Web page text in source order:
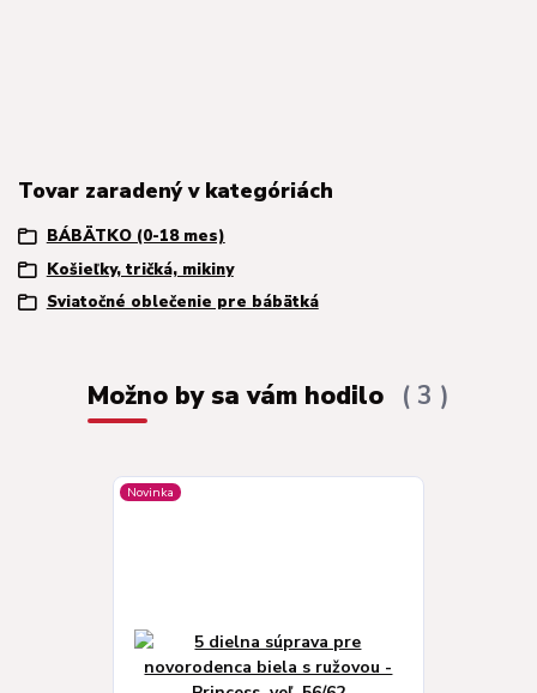
Tovar zaradený v kategóriách
BÁBÄTKO (0-18 mes)
Košieľky, tričká, mikiny
Sviatočné oblečenie pre bábätká
Možno by sa vám hodilo 3
Novinka